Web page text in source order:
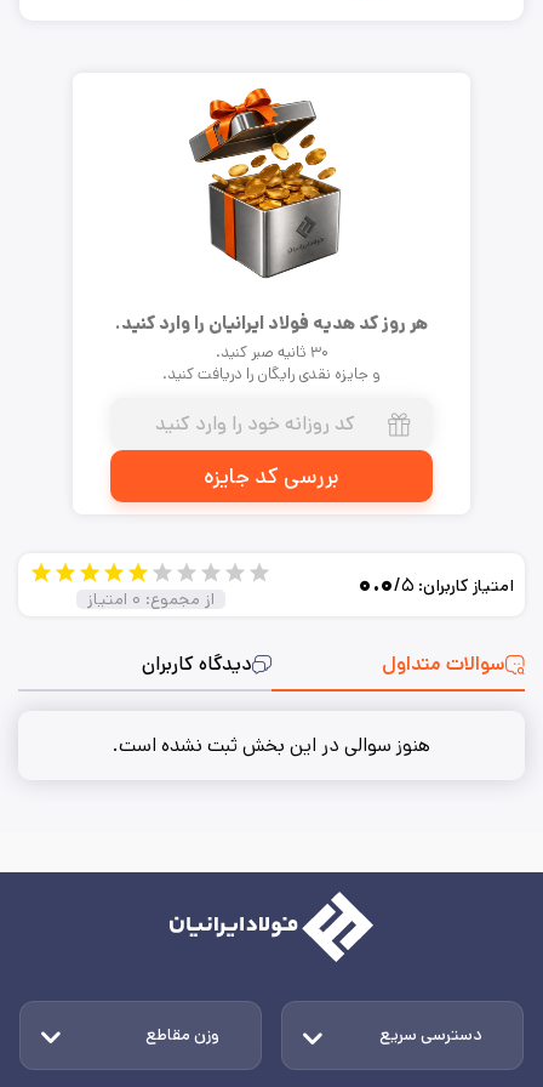
هر روز کد هدیه فولاد ایرانیان را وارد کنید.
۳۰ ثانیه صبر کنید.
و جایزه نقدی رایگان را دریافت کنید.
بررسی کد جایزه
سوالات متداول دیدگاه کاربران
امتیاز کاربران: ۰.۰/۵
از مجموع: ۰ امتیاز
هنوز سوالی در این بخش ثبت نشده است.
دسترسی سریع وزن مقاطع